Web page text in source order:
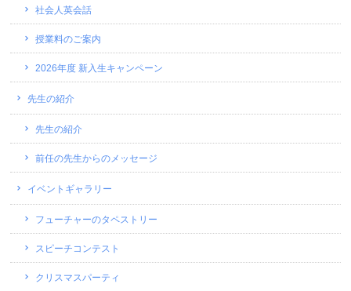
社会人英会話
授業料のご案内
2026年度 新入生キャンペーン
先生の紹介
先生の紹介
前任の先生からのメッセージ
イベントギャラリー
フューチャーのタペストリー
スピーチコンテスト
クリスマスパーティ